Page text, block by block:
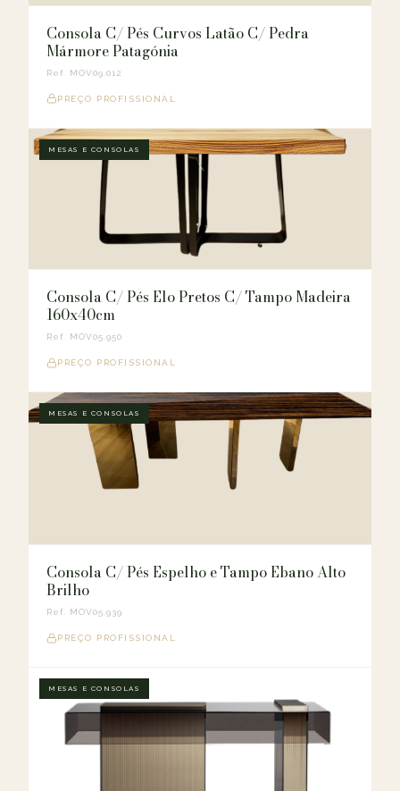
Consola C/ Pés Curvos Latão C/ Pedra
Mármore Patagónia
Ref. MOV09.012
PREÇO PROFISSIONAL
MESAS E CONSOLAS
Consola C/ Pés Elo Pretos C/ Tampo Madeira
160x40cm
Ref. MOV05.950
PREÇO PROFISSIONAL
MESAS E CONSOLAS
Consola C/ Pés Espelho e Tampo Ebano Alto
Brilho
Ref. MOV05.939
PREÇO PROFISSIONAL
MESAS E CONSOLAS